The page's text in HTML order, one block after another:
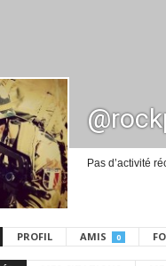
Pas d’activité
PROFIL AMIS 0